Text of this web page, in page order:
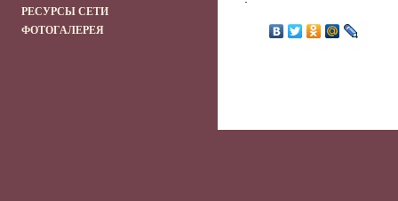
РЕСУРСЫ СЕТИ
ФОТОГАЛЕРЕЯ